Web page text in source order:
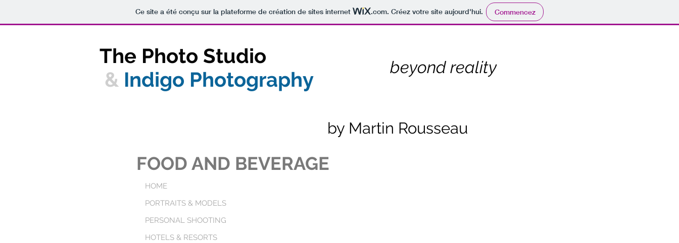
Ce site a été conçu sur la plateforme de création de sites internet .com. Créez votre site aujourd'hui. Commencez
The Photo Studio
& Indigo Photography
beyond reality
by Martin Rousseau
FOOD AND BEVERAGE
HOME
PORTRAITS & MODELS
PERSONAL SHOOTING
HOTELS & RESORTS